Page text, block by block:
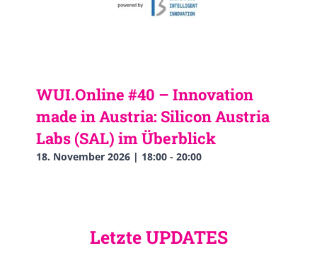
WUI.Online #40 – Innovation
made in Austria: Silicon Austria
Labs (SAL) im Überblick
18. November 2026 | 18:00 - 20:00
Letzte UPDATES